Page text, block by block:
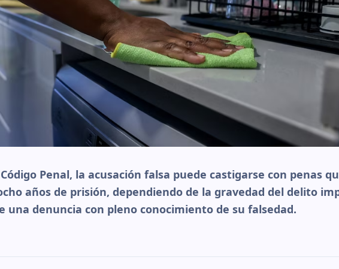
Penal, la acusación falsa puede castigarse con penas
años de prisión, dependiendo de la gravedad del delito
una denuncia con pleno conocimiento de su falsedad.